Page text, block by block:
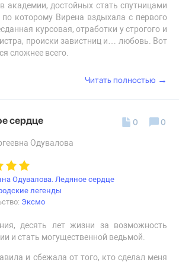
академии, достойных стать спутницами
по которому Вирена вздыхала с первого
курсовая, отработки у строгого и
происки завистниц и… любовь. Вот
сложнее всего.
Читать полностью →
сердце
Одувалова
Одувалова. Ледяное сердце
легенды
Эксмо
десять лет жизни за возможность
и стать могущественной ведьмой.
и сбежала от того, кто сделал меня
0 0